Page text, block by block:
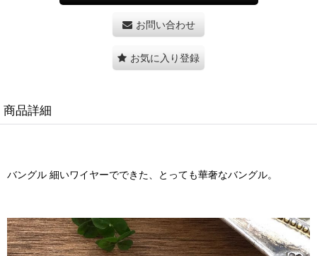
お問い合わせ
お気に入り登録
商品詳細
バングル 細いワイヤーでできた、とっても華奢なバングル。